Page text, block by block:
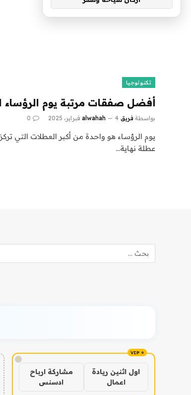
تكنولوجيا
أفضل صفقات مرتبة يوم الرؤساء
بواسطة فريق alwahah 4 فبراير، 2025 0
يوم الرؤساء هو واحدة من أكبر العطلات التي
عطلة نهاية…
!
اول اثنين ريادة
اعمال
مشاركة ارباح
ادسنس